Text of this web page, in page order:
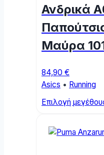
Ανδρικά
Μαύρα
84,90 €
Asics • Running
Επιλογή